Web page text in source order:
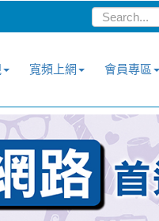
寬頻上網 會員專區